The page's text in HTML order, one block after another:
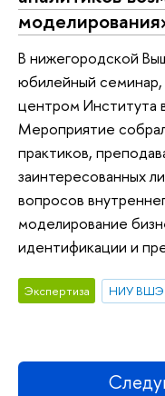
В нижегородской
юбилейный семинар,
центром Института
Мероприятие
практиков,
заинтересованных
вопросов
моделирование
идентификации и
Экспертиза НИУ ВШЭ